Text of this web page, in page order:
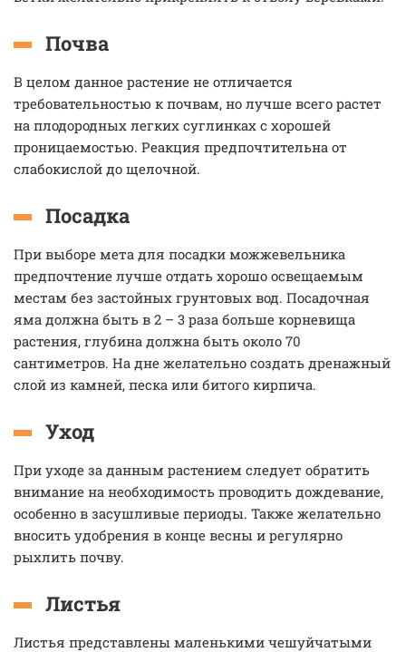
Почва
В целом данное растение не отличается
требовательностью к почвам, но лучше всего растет
на плодородных легких суглинках с хорошей
проницаемостью. Реакция предпочтительна от
слабокислой до щелочной.
Посадка
При выборе мета для посадки можжевельника
предпочтение лучше отдать хорошо освещаемым
местам без застойных грунтовых вод. Посадочная
яма должна быть в 2 – 3 раза больше корневища
растения, глубина должна быть около 70
сантиметров. На дне желательно создать дренажный
слой из камней, песка или битого кирпича.
Уход
При уходе за данным растением следует обратить
внимание на необходимость проводить дождевание,
особенно в засушливые периоды. Также желательно
вносить удобрения в конце весны и регулярно
рыхлить почву.
Листья
Листья представлены маленькими чешуйчатыми